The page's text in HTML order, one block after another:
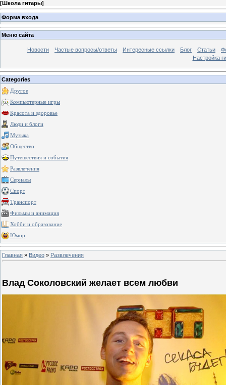
[Школа гитары]
Форма входа
Меню сайта
Новости Частые вопросы/ответы Интересные ссылки Блог Статьи
Настройка
Categories
Другое
Компьютерные игры
Красота и здоровье
Люди и блоги
Музыка
Общество
Путешествия и события
Развлечения
Сериалы
Спорт
Транспорт
Фильмы и анимация
Хобби и образование
Юмор
Главная » Видео » Развлечения
Влад Соколовский желает всем любви